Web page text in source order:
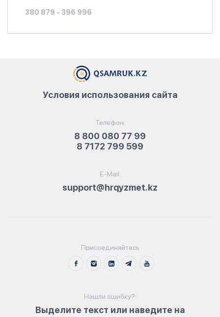
380 879 - 396 996
Телефон:
8 800 080 77 99
8 7172 799 599
E-Mail:
support@hrqyzmet.kz
Условия использования сайта
Присоединяйтесь
Нашли ошибку?:
Выделите текст или наведите на